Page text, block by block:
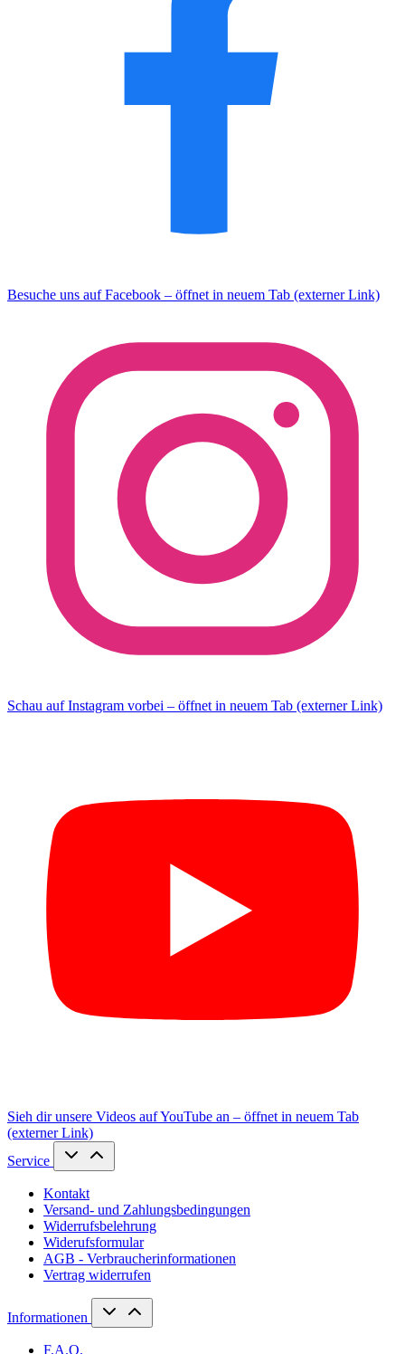
Besuche uns auf Facebook – öffnet in neuem Tab (externer Link)
Schau auf Instagram vorbei – öffnet in neuem Tab (externer Link)
Sieh dir unsere Videos auf YouTube an – öffnet in neuem Tab
(externer Link)
Service
Kontakt
Versand- und Zahlungsbedingungen
Widerrufsbelehrung
Widerufsformular
AGB - Verbraucherinformationen
Vertrag widerrufen
Informationen
F.A.Q.